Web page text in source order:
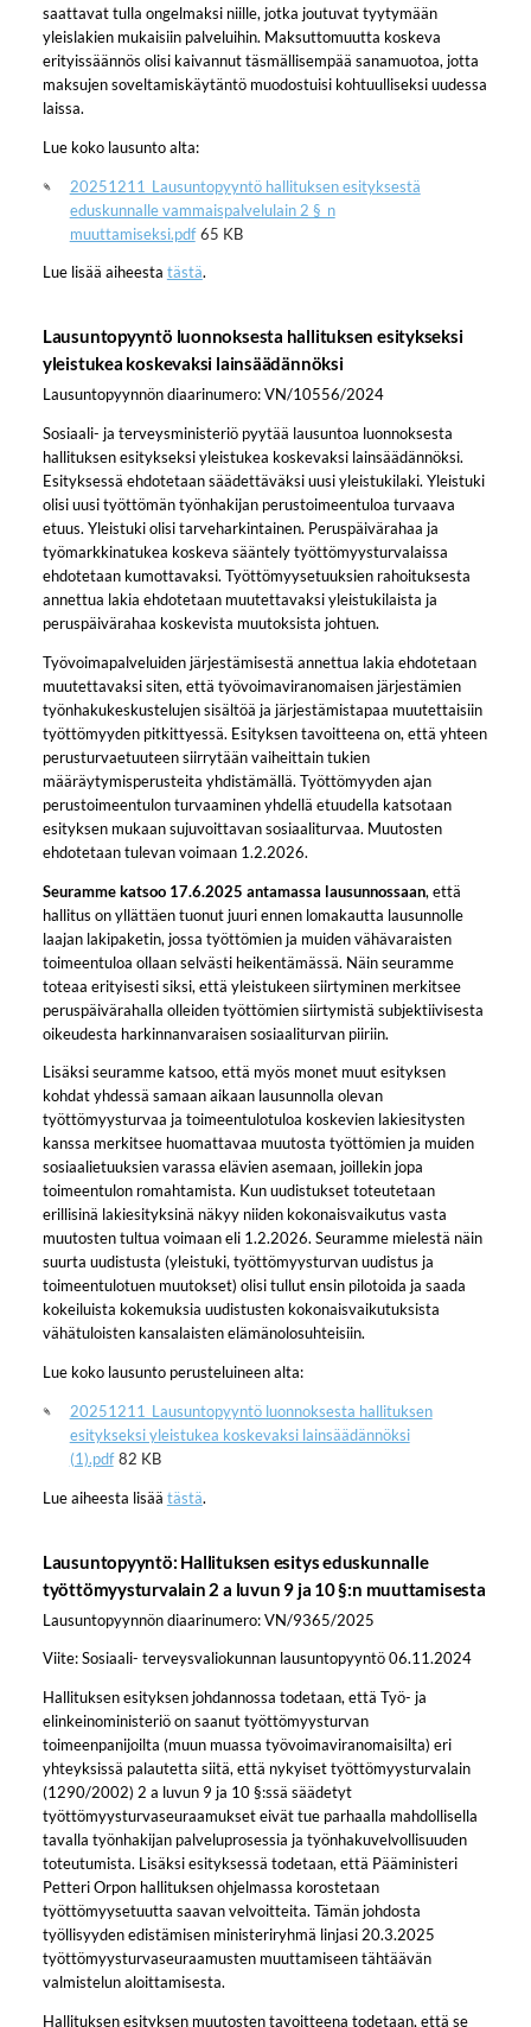
saattavat tulla ongelmaksi niille, jotka joutuvat tyytymään
yleislakien mukaisiin palveluihin. Maksuttomuutta koskeva
erityissäännös olisi kaivannut täsmällisempää sanamuotoa, jotta
maksujen soveltamiskäytäntö muodostuisi kohtuulliseksi uudessa
laissa.
Lue koko lausunto alta:
20251211_Lausuntopyyntö hallituksen esityksestä
eduskunnalle vammaispalvelulain 2 §_n
muuttamiseksi.pdf 65 KB
Lue lisää aiheesta tästä.
Lausuntopyyntö luonnoksesta hallituksen esitykseksi
yleistukea koskevaksi lainsäädännöksi
Lausuntopyynnön diaarinumero: VN/10556/2024
Sosiaali- ja terveysministeriö pyytää lausuntoa luonnoksesta
hallituksen esitykseksi yleistukea koskevaksi lainsäädännöksi.
Esityksessä ehdotetaan säädettäväksi uusi yleistukilaki. Yleistuki
olisi uusi työttömän työnhakijan perustoimeentuloa turvaava
etuus. Yleistuki olisi tarveharkintainen. Peruspäivärahaa ja
työmarkkinatukea koskeva sääntely työttömyysturvalaissa
ehdotetaan kumottavaksi. Työttömyysetuuksien rahoituksesta
annettua lakia ehdotetaan muutettavaksi yleistukilaista ja
peruspäivärahaa koskevista muutoksista johtuen.
Työvoimapalveluiden järjestämisestä annettua lakia ehdotetaan
muutettavaksi siten, että työvoimaviranomaisen järjestämien
työnhakukeskustelujen sisältöä ja järjestämistapaa muutettaisiin
työttömyyden pitkittyessä. Esityksen tavoitteena on, että yhteen
perusturvaetuuteen siirrytään vaiheittain tukien
määräytymisperusteita yhdistämällä. Työttömyyden ajan
perustoimeentulon turvaaminen yhdellä etuudella katsotaan
esityksen mukaan sujuvoittavan sosiaaliturvaa. Muutosten
ehdotetaan tulevan voimaan 1.2.2026.
Seuramme katsoo 17.6.2025 antamassa lausunnossaan, että
hallitus on yllättäen tuonut juuri ennen lomakautta lausunnolle
laajan lakipaketin, jossa työttömien ja muiden vähävaraisten
toimeentuloa ollaan selvästi heikentämässä. Näin seuramme
toteaa erityisesti siksi, että yleistukeen siirtyminen merkitsee
peruspäivärahalla olleiden työttömien siirtymistä subjektiivisesta
oikeudesta harkinnanvaraisen sosiaaliturvan piiriin.
Lisäksi seuramme katsoo, että myös monet muut esityksen
kohdat yhdessä samaan aikaan lausunnolla olevan
työttömyysturvaa ja toimeentulotuloa koskevien lakiesitysten
kanssa merkitsee huomattavaa muutosta työttömien ja muiden
sosiaalietuuksien varassa elävien asemaan, joillekin jopa
toimeentulon romahtamista. Kun uudistukset toteutetaan
erillisinä lakiesityksinä näkyy niiden kokonaisvaikutus vasta
muutosten tultua voimaan eli 1.2.2026. Seuramme mielestä näin
suurta uudistusta (yleistuki, työttömyysturvan uudistus ja
toimeentulotuen muutokset) olisi tullut ensin pilotoida ja saada
kokeiluista kokemuksia uudistusten kokonaisvaikutuksista
vähätuloisten kansalaisten elämänolosuhteisiin.
Lue koko lausunto perusteluineen alta:
20251211_Lausuntopyyntö luonnoksesta hallituksen
esitykseksi yleistukea koskevaksi lainsäädännöksi
(1).pdf 82 KB
Lue aiheesta lisää tästä.
Lausuntopyyntö: Hallituksen esitys eduskunnalle
työttömyysturvalain 2 a luvun 9 ja 10 §:n muuttamisesta
Lausuntopyynnön diaarinumero: VN/9365/2025
Viite: Sosiaali- terveysvaliokunnan lausuntopyyntö 06.11.2024
Hallituksen esityksen johdannossa todetaan, että Työ- ja
elinkeinoministeriö on saanut työttömyysturvan
toimeenpanijoilta (muun muassa työvoimaviranomaisilta) eri
yhteyksissä palautetta siitä, että nykyiset työttömyysturvalain
(1290/2002) 2 a luvun 9 ja 10 §:ssä säädetyt
työttömyysturvaseuraamukset eivät tue parhaalla mahdollisella
tavalla työnhakijan palveluprosessia ja työnhakuvelvollisuuden
toteutumista. Lisäksi esityksessä todetaan, että Pääministeri
Petteri Orpon hallituksen ohjelmassa korostetaan
työttömyysetuutta saavan velvoitteita. Tämän johdosta
työllisyyden edistämisen ministeriryhmä linjasi 20.3.2025
työttömyysturvaseuraamusten muuttamiseen tähtäävän
valmistelun aloittamisesta.
Hallituksen esityksen muutosten tavoitteena todetaan, että se